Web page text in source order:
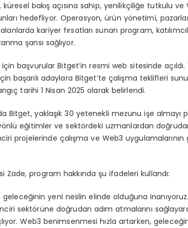
küresel bakış açısına sahip, yenilikçiliğe tutkulu
hedefliyor. Operasyon, ürün yönetimi,
kariyer fırsatları sunan program,
şansı sağlıyor.
başvurular Bitget’in resmi web sitesinde
başarılı adaylara Bitget’te çalışma teklifleri
tarihi 1 Nisan 2025 olarak belirlendi.
Bitget, yaklaşık 30 yetenekli mezunu işe almayı
eğitimler ve sektördeki uzmanlardan doğrudan
projelerinde çalışma ve Web3
Zade, program hakkında şu ifadeleri kullandı:
geleceğinin yeni neslin elinde olduğuna
sektörüne doğrudan adım atmalarını
Web3 benimsenmesi hızla artarken,